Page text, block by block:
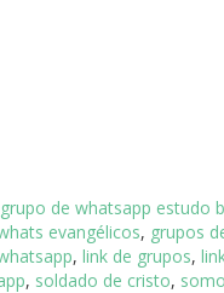
grupo de whatsapp estudo
evangélicos, grupos
, link de grupos,
, soldado de cristo,